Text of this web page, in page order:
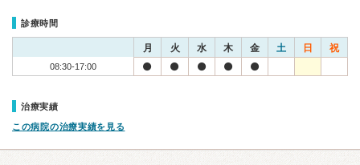
診療時間
月 火 水 木 金 土 日 祝
08:30-17:00
治療実績
この病院の治療実績を見る